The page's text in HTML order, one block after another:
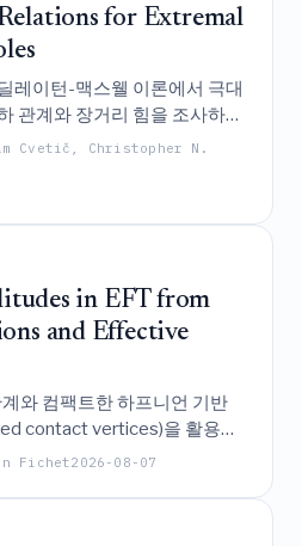
for Extremal
레이턴-맥스웰 이론에서 극대
관계와 장거리 힘을 조사하여,
결합 조건을 식별하고, 힘의
에 따라 결정된다는 일반적
정확한 토다 블랙홀 해에 의해
성 요구 조건과 연결된다.
Cvetič, Christopher N.
in EFT from
and Effective
와 컴팩트한 하프니언 기반
contact vertices)을 활용하
서 임의의 트리 레벨
Infeld 전자기학과 같은 이론
Fichet2026-08-07